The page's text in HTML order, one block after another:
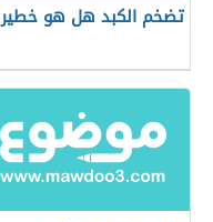
تضخم الكبد هل هو خطير